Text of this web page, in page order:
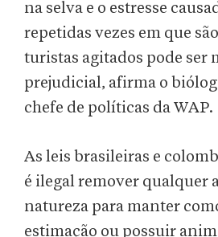
na selva e o estresse
repetidas vezes em que
turistas agitados pode ser
prejudicial, afirma o
chefe de políticas da WAP.
As leis brasileiras e
é ilegal remover qualquer
natureza para manter
estimação ou possuir